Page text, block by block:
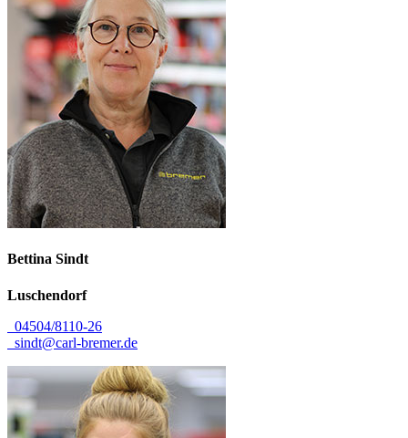
Bettina Sindt
Luschendorf
04504/8110-26
sindt@carl-bremer.de